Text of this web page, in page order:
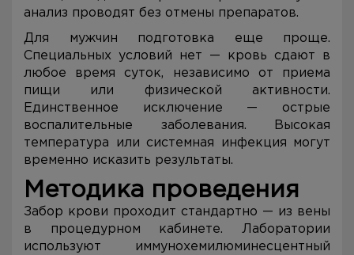
анализ проводят без отмены препаратов.
Для мужчин подготовка еще проще.
Специальных условий нет — кровь сдают в
любое время суток, независимо от приема
пищи или физической активности.
Единственное исключение — острые
воспалительные заболевания. Высокая
температура или системная инфекция могут
временно исказить результаты.
Методика проведения
Забор крови проходит стандартно — из вены
в процедурном кабинете. Лаборатории
используют иммунохемилюминесцентный